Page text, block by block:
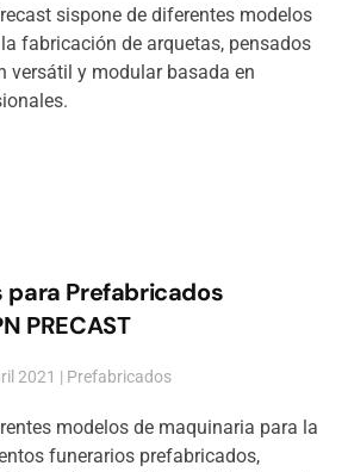
sispone de diferentes modelos
fabricación de arquetas, pensados
versátil y modular basada en
para Prefabricados
PRECAST
2021 | Prefabricados
modelos de maquinaria para la
funerarios prefabricados,